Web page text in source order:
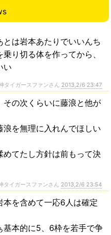
は岩本あたりでいいんち
り切る体を作ってから、
い
タイガースファンさん 2013,2/6 23:47
その次くらいに藤浪と他が
を無理に入れんでほしい
めてたし方針は前もって決
タイガースファンさん 2013,2/6 23:54
を含めて一応6人は確定
基本的に5、6枠を若手で争